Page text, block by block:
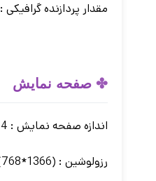
مقدار پردازنده گرافیکی : Up to 2GB Share
✤صفحه نمایش
اندازه صفحه نمایش : 14 اینچ
رزولوشین : (1366*768) TFT